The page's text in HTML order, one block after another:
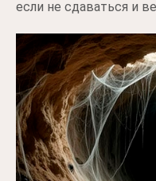
если не сдаваться и